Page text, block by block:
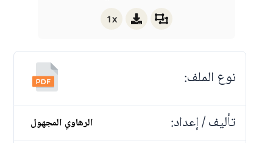
1x
نوع الملف:
تأليف / إعداد:
الرهاوي المجهول